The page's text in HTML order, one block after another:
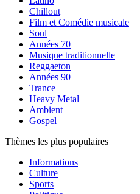
Chillout
Film et Comédie musicale
Soul
Années 70
Musique traditionnelle
Reggaeton
Années 90
Trance
Heavy Metal
Ambient
Gospel
Thèmes les plus populaires
Informations
Culture
Sports